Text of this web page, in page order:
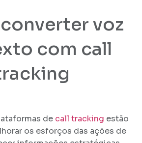
voz
com call
de call tracking estão
os esforços das ações de